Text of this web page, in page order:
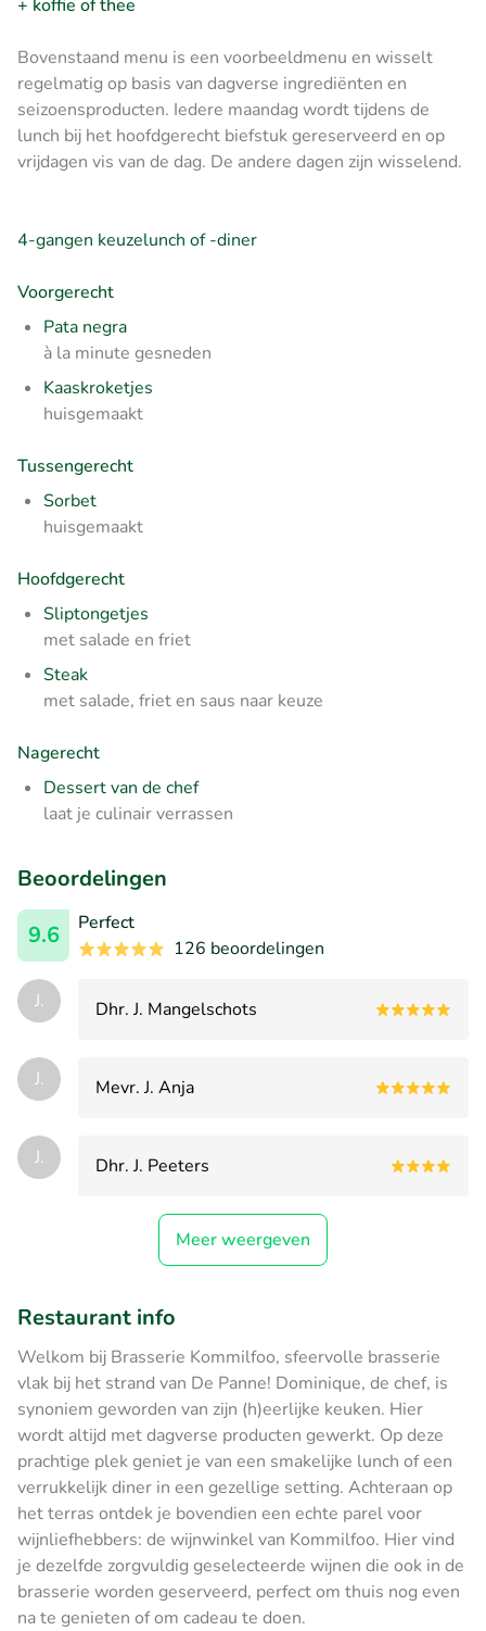
+ koffie of thee
Bovenstaand menu is een voorbeeldmenu en wisselt
regelmatig op basis van dagverse ingrediënten en
seizoensproducten. Iedere maandag wordt tijdens de
lunch bij het hoofdgerecht biefstuk gereserveerd en op
vrijdagen vis van de dag. De andere dagen zijn wisselend.
4-gangen keuzelunch of -diner
Voorgerecht
Pata negra
à la minute gesneden
Kaaskroketjes
huisgemaakt
Tussengerecht
Sorbet
huisgemaakt
Hoofdgerecht
Sliptongetjes
met salade en friet
Steak
met salade, friet en saus naar keuze
Nagerecht
Dessert van de chef
laat je culinair verrassen
Beoordelingen
9.6
Perfect
126 beoordelingen
J. Dhr. J. Mangelschots
J. Mevr. J. Anja
J. Dhr. J. Peeters
Meer weergeven
Restaurant info
Welkom bij Brasserie Kommilfoo, sfeervolle brasserie
vlak bij het strand van De Panne! Dominique, de chef, is
synoniem geworden van zijn (h)eerlijke keuken. Hier
wordt altijd met dagverse producten gewerkt. Op deze
prachtige plek geniet je van een smakelijke lunch of een
verrukkelijk diner in een gezellige setting. Achteraan op
het terras ontdek je bovendien een echte parel voor
wijnliefhebbers: de wijnwinkel van Kommilfoo. Hier vind
je dezelfde zorgvuldig geselecteerde wijnen die ook in de
brasserie worden geserveerd, perfect om thuis nog even
na te genieten of om cadeau te doen.